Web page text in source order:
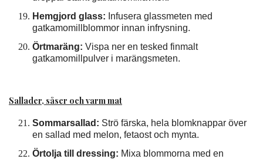
Hemgjord glass: Infusera glassmeten med
gatkamomillblommor innan infrysning.
Örtmaräng: Vispa ner en tesked finmalt
gatkamomillpulver i marängsmeten.
Sallader, såser och varm mat
Sommarsallad: Strö färska, hela blomknappar över
en sallad med melon, fetaost och mynta.
Örtolja till dressing: Mixa blommorna med en